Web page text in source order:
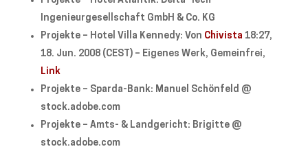
Ingenieurgesellschaft GmbH & Co. KG
Projekte – Hotel Villa Kennedy: Von Chivista 18:27,
18. Jun. 2008 (CEST) – Eigenes Werk, Gemeinfrei,
Link
Projekte – Sparda-Bank: Manuel Schönfeld @
stock.adobe.com
Projekte – Amts- & Landgericht: Brigitte @
stock.adobe.com